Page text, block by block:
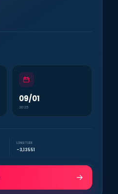
09/01
2025
LONGITUDE
-3,13551